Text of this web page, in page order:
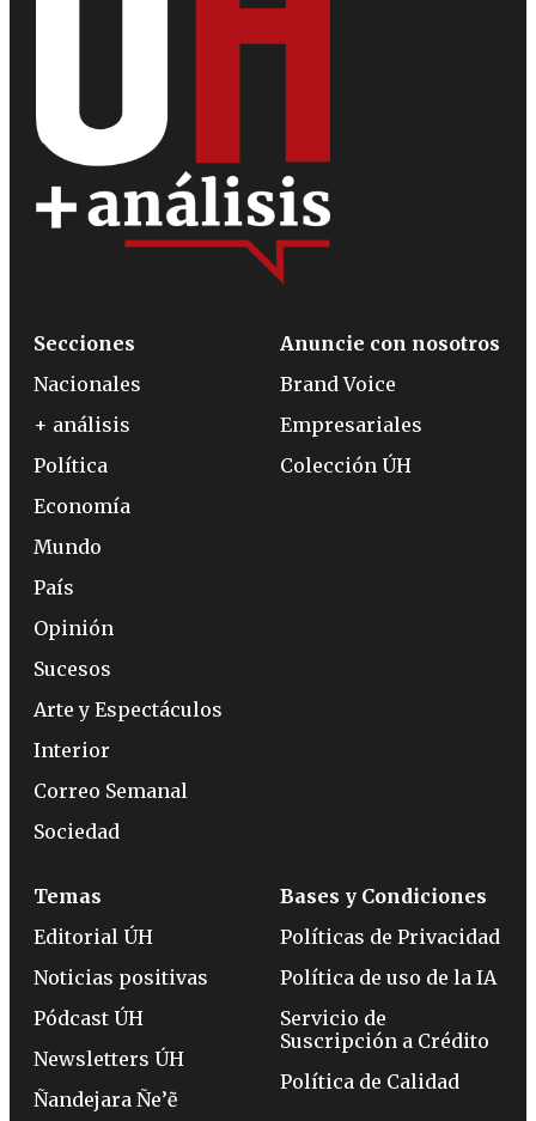
Secciones
Nacionales
+ análisis
Política
Economía
Mundo
País
Opinión
Sucesos
Arte y Espectáculos
Interior
Correo Semanal
Sociedad
Anuncie con nosotros
Brand Voice
Empresariales
Colección ÚH
Temas
Editorial ÚH
Noticias positivas
Pódcast ÚH
Newsletters ÚH
Ñandejara Ñe’ẽ
Bases y Condiciones
Políticas de Privacidad
Política de uso de la IA
Servicio de
Suscripción a Crédito
Política de Calidad